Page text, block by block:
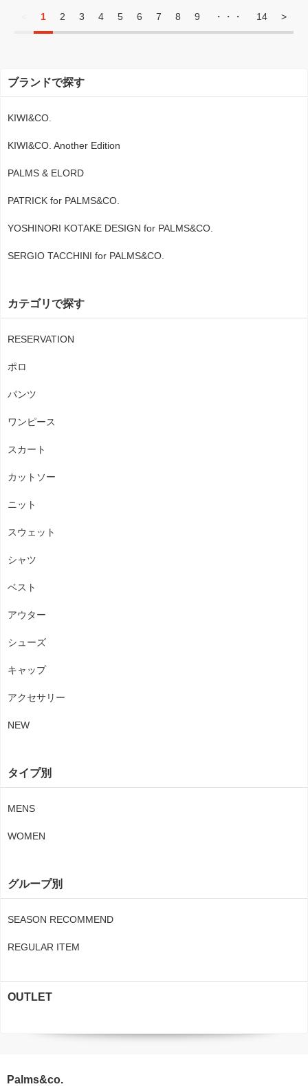
1 2 3 4 5 6 7 8 9 ・・・ 14 >
ブランドで探す
KIWI&CO.
KIWI&CO. Another Edition
PALMS & ELORD
PATRICK for PALMS&CO.
YOSHINORI KOTAKE DESIGN for PALMS&CO.
SERGIO TACCHINI for PALMS&CO.
カテゴリで探す
RESERVATION
ポロ
パンツ
ワンピース
スカート
カットソー
ニット
スウェット
シャツ
ベスト
アウター
シューズ
キャップ
アクセサリー
NEW
タイプ別
MENS
WOMEN
グループ別
SEASON RECOMMEND
REGULAR ITEM
OUTLET
Palms&co.